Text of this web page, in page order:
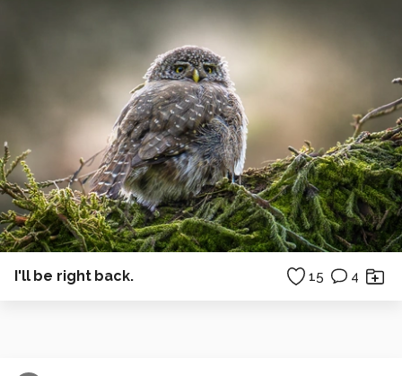
I'll be right back. 15 4